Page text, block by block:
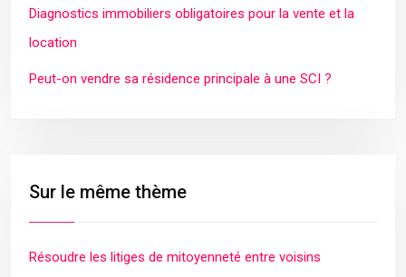
Diagnostics immobiliers obligatoires pour la vente et la
location
Peut-on vendre sa résidence principale à une SCI ?
Sur le même thème
Résoudre les litiges de mitoyenneté entre voisins